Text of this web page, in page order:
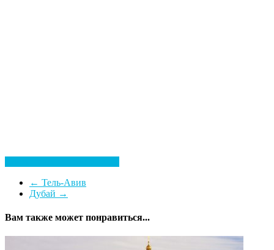
← Тель-Авив
Дубай →
Вам также может понравиться...